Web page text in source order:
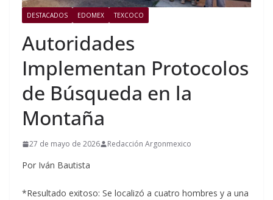
DESTACADOS EDOMEX TEXCOCO
Autoridades
Implementan Protocolos
de Búsqueda en la
Montaña
27 de mayo de 2026 Redacción Argonmexico
Por Iván Bautista
*Resultado exitoso: Se localizó a cuatro hombres y a una